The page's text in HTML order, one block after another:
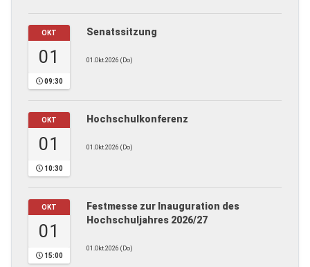
OKT
01
09:30
Senatssitzung
01.Okt.2026 (Do)
OKT
01
10:30
Hochschulkonferenz
01.Okt.2026 (Do)
OKT
01
15:00
Festmesse zur Inauguration des
Hochschuljahres 2026/27
01.Okt.2026 (Do)